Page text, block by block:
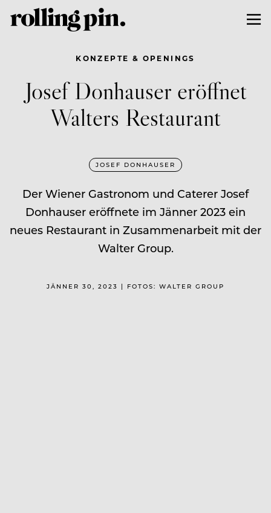
KONZEPTE & OPENINGS
Josef Donhauser eröffnet
Walters Restaurant
JOSEF DONHAUSER
Der Wiener Gastronom und Caterer Josef
Donhauser eröffnete im Jänner 2023 ein
neues Restaurant in Zusammenarbeit mit der
Walter Group.
JÄNNER 30, 2023 | FOTOS: WALTER GROUP